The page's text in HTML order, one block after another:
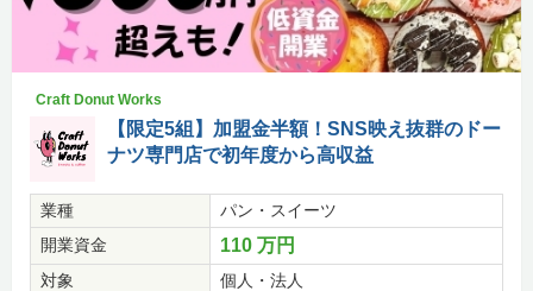
Craft Donut Works
【限定5組】加盟金半額！SNS映え抜群のドー
ナツ専門店で初年度から高収益
業種
パン・スイーツ
開業資金
110 万円
対象 個人・法人